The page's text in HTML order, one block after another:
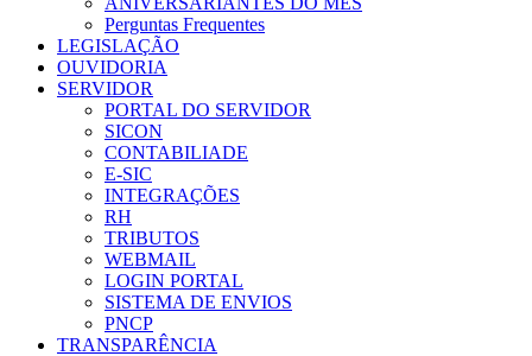
Perguntas Frequentes
LEGISLAÇÃO
OUVIDORIA
SERVIDOR
PORTAL DO SERVIDOR
SICON
CONTABILIADE
E-SIC
INTEGRAÇÕES
RH
TRIBUTOS
WEBMAIL
LOGIN PORTAL
SISTEMA DE ENVIOS
PNCP
TRANSPARÊNCIA